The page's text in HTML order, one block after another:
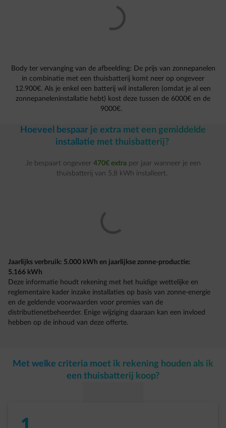
Body ter vervanging van de afbeelding: De prijs van zonnepanelen
in combinatie met een thuisbatterij komt neer op ongeveer
12.900€. Als je enkel een batterij wil installeren (omdat je al een
zonnepaneleninstallatie hebt) kost deze tussen de 6000€ en de
9000€.
Hoeveel bespaar je extra met een gemiddelde
installatie met thuisbatterij?
Je bespaart ongeveer 470€ extra per jaar wanneer je een
thuisbatterij van 5,8 kWh installeert.
Jaarlijks verbruik: 5.000 kWh en jaarlijkse zonne-productie:
5.166 kWh
Deze informatie houdt rekening met het huidige wettelijke en
reglementaire kader inzake installaties op basis van zonne-energie
en de geldende voorwaarden voor premies van de
distributienetbeheerder. Enige wijziging daaraan kan een invloed
hebben op de inhoud van deze offerte.
Met welke criteria moet ik rekening houden als ik
een thuisbatterij koop?